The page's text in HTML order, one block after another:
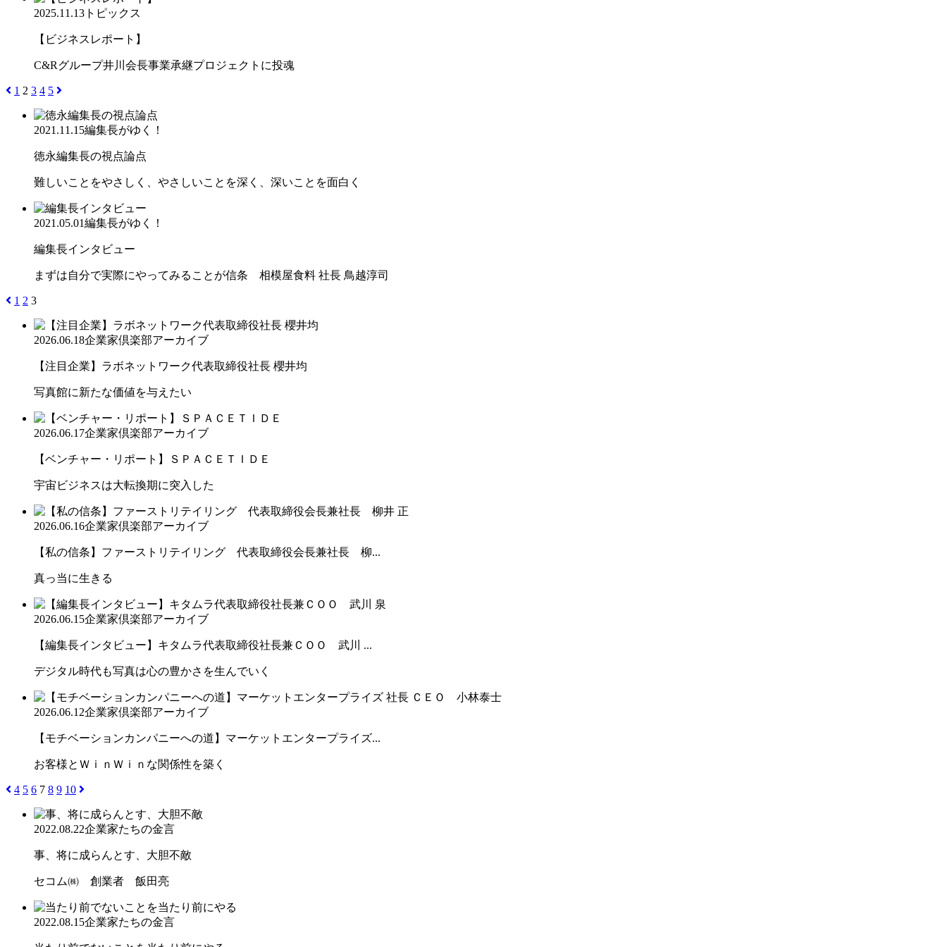
2025.11.13 トピックス
【ビジネスレポート】
C&Rグループ井川会長事業承継プロジェクトに投魂
1 2 3 4 5
2021.11.15編集長がゆく！
徳永編集長の視点論点
難しいことをやさしく、やさしいことを深く、深いことを面白く
2021.05.01編集長がゆく！
編集長インタビュー
まずは自分で実際にやってみることが信条 相模屋食料 社長 鳥越淳司
1 2 3
2026.06.18企業家倶楽部アーカイブ
【注目企業】ラボネットワーク代表取締役社長 櫻井均
写真館に新たな価値を与えたい
2026.06.17企業家倶楽部アーカイブ
【ベンチャー・リポート】ＳＰＡＣＥＴＩＤＥ
宇宙ビジネスは大転換期に突入した
2026.06.16企業家倶楽部アーカイブ
【私の信条】ファーストリテイリング 代表取締役会長兼社長 柳...
真っ当に生きる
2026.06.15企業家倶楽部アーカイブ
【編集長インタビュー】キタムラ代表取締役社長兼ＣＯＯ 武川 ...
デジタル時代も写真は心の豊かさを生んでいく
2026.06.12企業家倶楽部アーカイブ
【モチベーションカンパニーへの道】マーケットエンタープライズ...
お客様とＷｉｎＷｉｎな関係性を築く
4 5 6 7 8 9 10
2022.08.22企業家たちの金言
事、将に成らんとす、大胆不敵
セコム㈱ 創業者 飯田亮
2022.08.15企業家たちの金言